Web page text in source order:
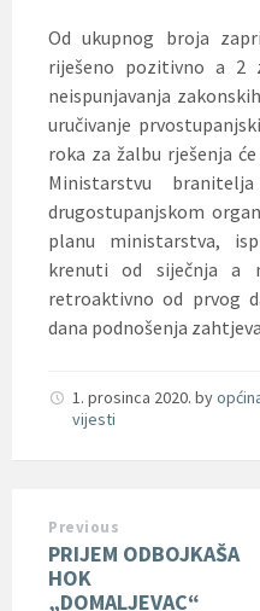
Od ukupnog broja
riješeno pozitivno a 2
neispunjavanja
uručivanje
roka za žalbu rješenja
Ministarstvu
drugostupanjskom
planu ministarstva,
krenuti od siječnja a
retroaktivno od prvog
dana podnošenja
1. prosinca 2020. by
vijesti
Previous
PRIJEM ODBOJKAŠA
HOK
„DOMALJEVAC“